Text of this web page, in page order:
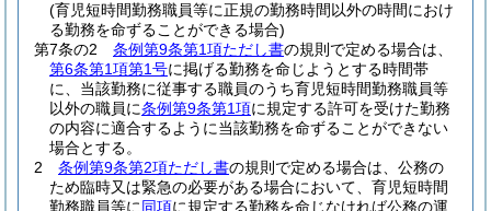
(育児短時間勤務職員等に正規の勤務時間以外の時間におけ
る勤務を命ずることができる場合)
第7条の2
条例第9条第1項ただし書の規則で定める場合は、
第6条第1項第1号に掲げる勤務を命じようとする時間帯
に、当該勤務に従事する職員のうち育児短時間勤務職員等
以外の職員に条例第9条第1項に規定する許可を受けた勤務
の内容に適合するように当該勤務を命ずることができない
場合とする。
2
条例第9条第2項ただし書の規則で定める場合は、公務の
ため臨時又は緊急の必要がある場合において、育児短時間
勤務職員等に同項に規定する勤務を命じなければ公務の運